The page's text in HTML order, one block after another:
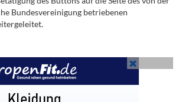
Bundesvereinigung betriebenen